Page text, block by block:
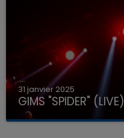
31 janvier 2025
GIMS "SPIDER" (LIVE)